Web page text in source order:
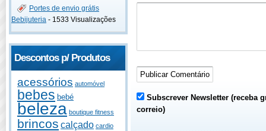
Portes de envio grátis
Bebijuteria - 1533 Visualizações
Descontos p/ Produtos
acessórios automóvel
bebes bebé
beleza boutique fitness
brincos calçado cardio
Subscrever Newsletter (receba
correio)